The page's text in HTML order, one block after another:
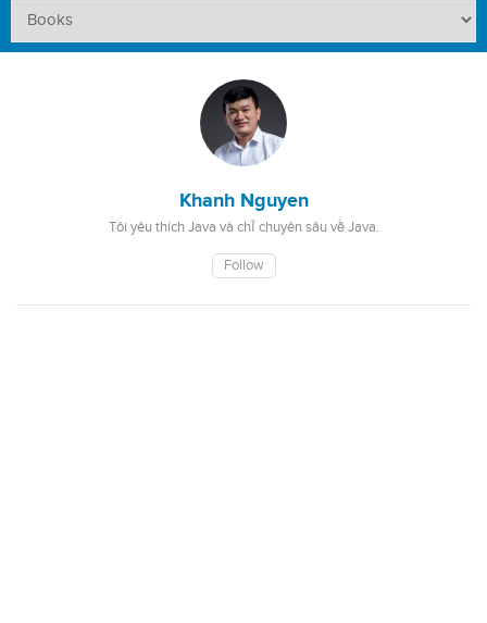
Khanh Nguyen
Tôi yêu thích Java và chỉ chuyên sâu về Java.
Follow